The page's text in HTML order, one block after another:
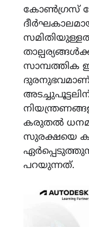
കോൺഗ്രസ്
സാമ്പത്തിക
ദുരനുഭവമാണ്
കരുതൽ
സുരക്ഷയെ
പറയുന്നത്.